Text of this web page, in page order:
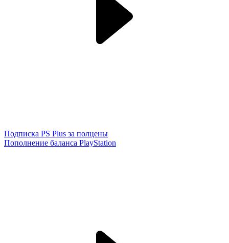
Подписка PS Plus за полцены
Пополнение баланса PlayStation